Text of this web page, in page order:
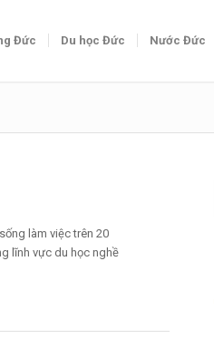
Đức Du học Đức Nước Đức
làm việc trên 20
lĩnh vực du học nghề